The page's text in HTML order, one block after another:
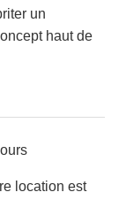
un
haut de
location est